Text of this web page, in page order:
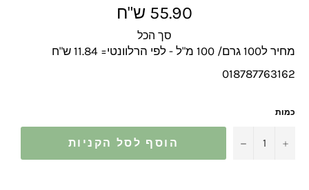
מחיר
מלא
55.90 ש"ח
סך הכל
מחיר ל100 גרם/ 100 מ"ל - לפי הרלוונטי= 11.84 ש"ח
018787763162
כמות
− + הוסף לסל הקניות